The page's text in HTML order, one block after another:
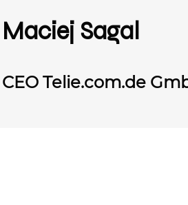
Maciej Sagal
CEO Telie.com.de